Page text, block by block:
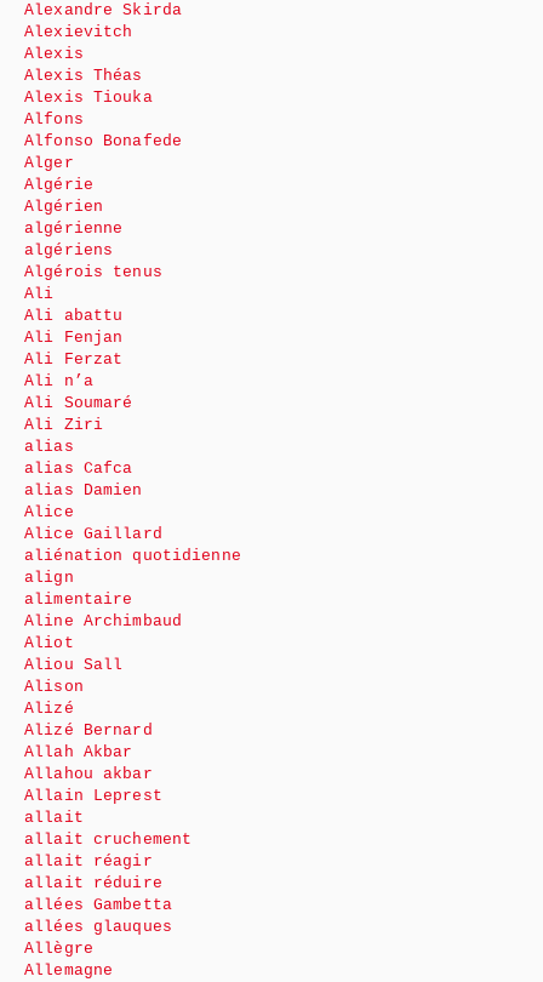
Alexandre Skirda
Alexievitch
Alexis
Alexis Théas
Alexis Tiouka
Alfons
Alfonso Bonafede
Alger
Algérie
Algérien
algérienne
algériens
Algérois tenus
Ali
Ali abattu
Ali Fenjan
Ali Ferzat
Ali n’a
Ali Soumaré
Ali Ziri
alias
alias Cafca
alias Damien
Alice
Alice Gaillard
aliénation quotidienne
align
alimentaire
Aline Archimbaud
Aliot
Aliou Sall
Alison
Alizé
Alizé Bernard
Allah Akbar
Allahou akbar
Allain Leprest
allait
allait cruchement
allait réagir
allait réduire
allées Gambetta
allées glauques
Allègre
Allemagne